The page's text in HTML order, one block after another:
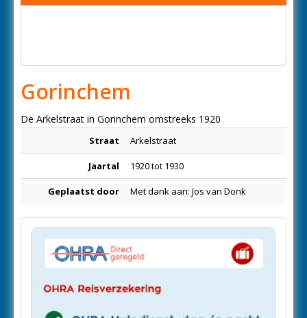
Gorinchem
De Arkelstraat in Gorinchem omstreeks 1920
Straat Arkelstraat
Jaartal 1920 tot 1930
Geplaatst door Met dank aan: Jos van Donk